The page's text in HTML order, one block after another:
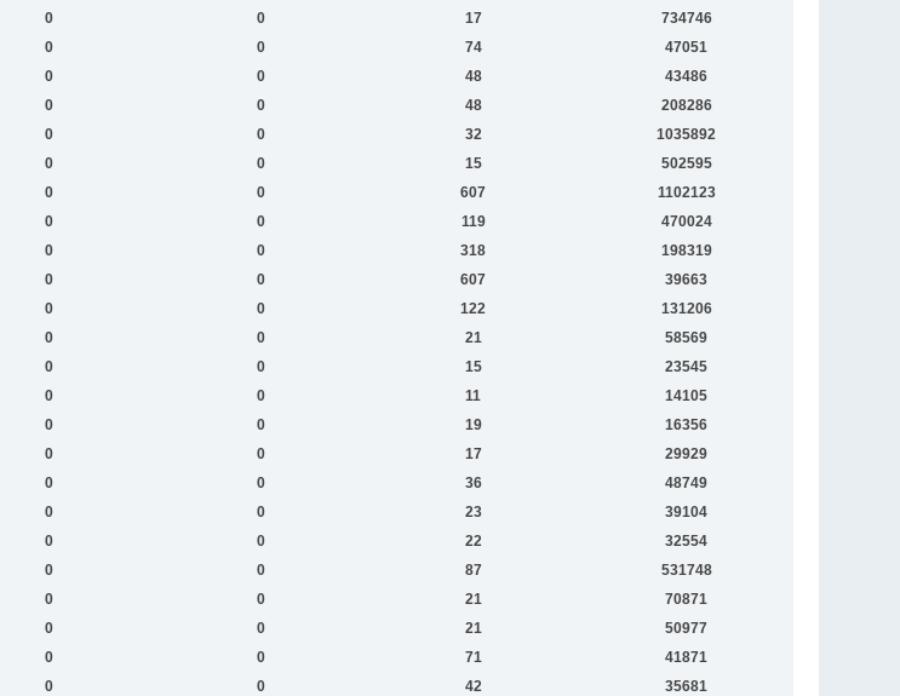
0 0 17
734746
0 0 74
47051
0 0 48
43486
0 0 48
208286
0 0 32
1035892
0 0 15
502595
0 0 607
1102123
0 0 119
470024
0 0 318
198319
0 0 607
39663
0 0 122
131206
0 0 21
58569
0 0 15
23545
0 0 11
14105
0 0 19
16356
0 0 17
29929
0 0 36
48749
0 0 23
39104
0 0 22
32554
0 0 87
531748
0 0 21
70871
0 0 21
50977
0 0 71
41871
0 0 42
35681